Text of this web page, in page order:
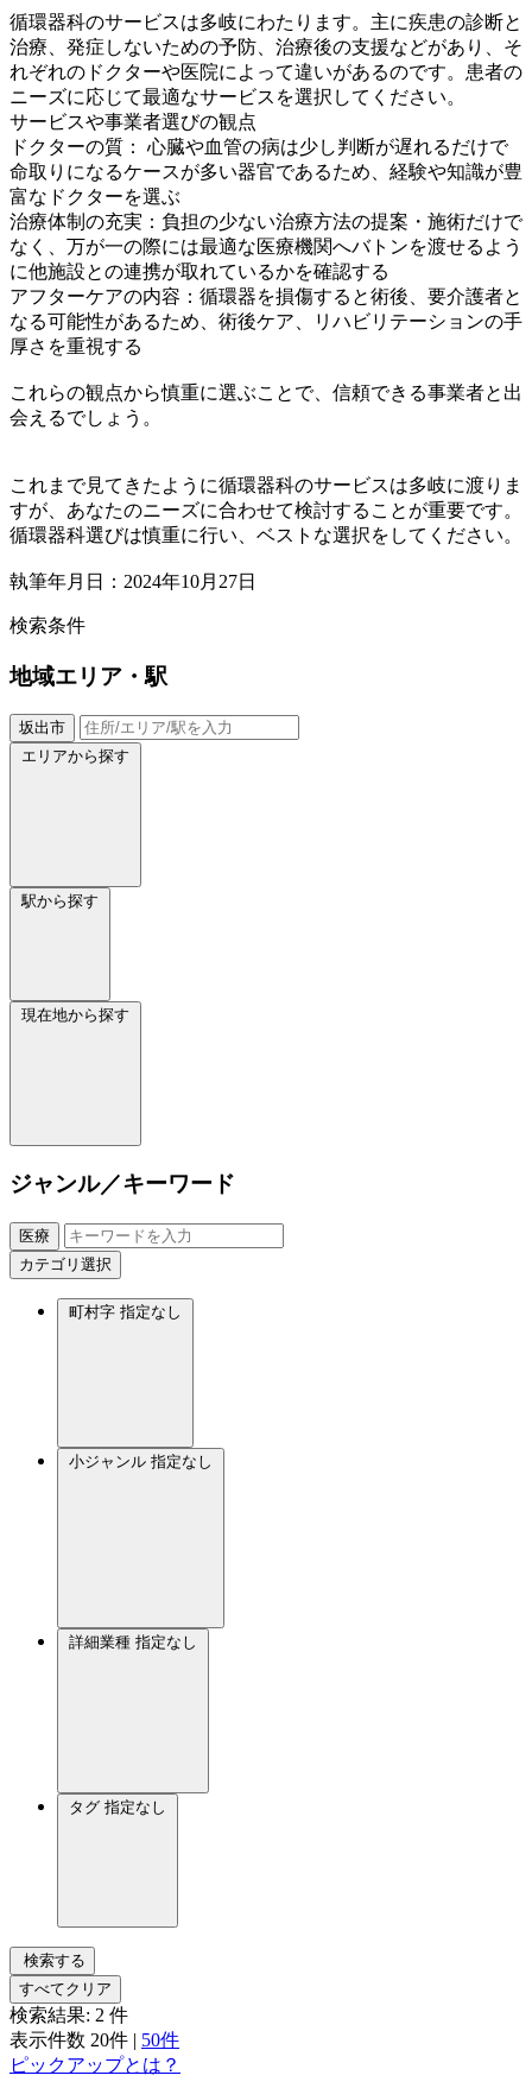
循環器科のサービスは多岐にわたります。主に疾患の診断と
治療、発症しないための予防、治療後の支援などがあり、そ
れぞれのドクターや医院によって違いがあるのです。患者の
ニーズに応じて最適なサービスを選択してください。
サービスや事業者選びの観点
ドクターの質： 心臓や血管の病は少し判断が遅れるだけで
命取りになるケースが多い器官であるため、経験や知識が豊
富なドクターを選ぶ
治療体制の充実：負担の少ない治療方法の提案・施術だけで
なく、万が一の際には最適な医療機関へバトンを渡せるよう
に他施設との連携が取れているかを確認する
アフターケアの内容：循環器を損傷すると術後、要介護者と
なる可能性があるため、術後ケア、リハビリテーションの手
厚さを重視する
これらの観点から慎重に選ぶことで、信頼できる事業者と出
会えるでしょう。
これまで見てきたように循環器科のサービスは多岐に渡りま
すが、あなたのニーズに合わせて検討することが重要です。
循環器科選びは慎重に行い、ベストな選択をしてください。
執筆年月日：2024年10月27日
検索条件
地域エリア・駅
坂出市
エリアから探す
駅から探す
現在地から探す
ジャンル／キーワード
医療
カテゴリ選択
町村字 指定なし
小ジャンル 指定なし
詳細業種 指定なし
タグ 指定なし
検索する
すべてクリア
検索結果: 2 件
表示件数 20件 | 50件
ピックアップとは？